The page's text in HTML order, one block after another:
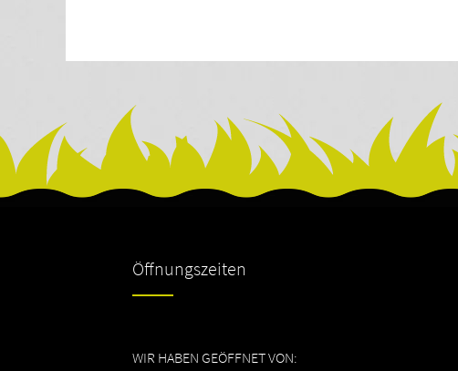
Öffnungszeiten
WIR HABEN GEÖFFNET VON: